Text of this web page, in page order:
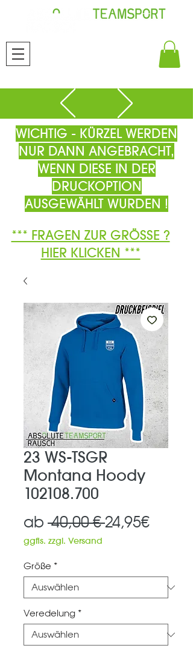
WICHTIG - KÜRZEL WERDEN
NUR DANN ANGEBRACHT,
WENN DIESE IN DER
DRUCKOPTION
AUSGEWÄHLT WURDEN !
*** FRAGEN ZUR GRÖSSE ?
HIER KLICKEN ***
23 WS-TSGR
Montana Hoody
102108.700
ab 40,00 € 24,95€Sale-
ggfls. zzgl. Versand
Größe *
Veredelung *